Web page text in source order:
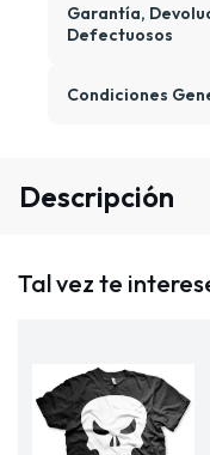
Garantía,
Defectuosos
Condiciones
Descripción
Tal vez te